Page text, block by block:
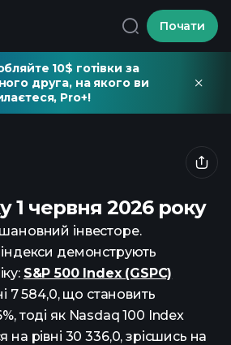
Почати
10$ готівки за
друга, на якого ви
Pro+!
1 червня 2026 року
інвесторе.
демонструють
S&P 500 Index (GSPC)
7 584,0, що становить
тоді як Nasdaq 100 Index
на рівні 30 336,0, зрісшись на